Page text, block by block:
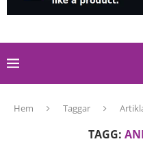
Hem Taggar
TAGG: